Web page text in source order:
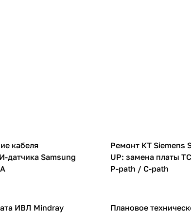
кабеля
датчика Samsung
КТ
Ремонт КТ Siemens
UP: замена платы
P-path / C-path
ИВЛ Mindray
НДА
Плановое